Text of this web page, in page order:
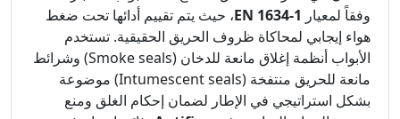
وفقاً لمعيار EN 1634-1، حيث يتم تقييم أدائها تحت ضغط
هواء إيجابي لمحاكاة ظروف الحريق الحقيقية. تستخدم
الأبواب أنظمة إغلاق مانعة للدخان (Smoke seals) وشرائط
مانعة للحريق منتفخة (Intumescent seals) موضوعة
بشكل استراتيجي في الإطار لضمان إحكام الغلق ومنع